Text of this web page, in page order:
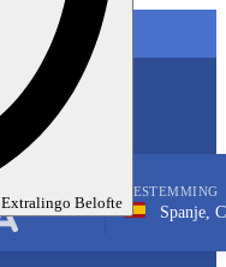
Extralingo Belofte
BESTEMMING
Spanje, Castelldefels